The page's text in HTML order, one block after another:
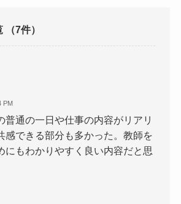
（7件）
PM
普通の一日や仕事の内容がリアリ
感できる部分も多かった。教師を
にもわかりやすく良い内容だと思